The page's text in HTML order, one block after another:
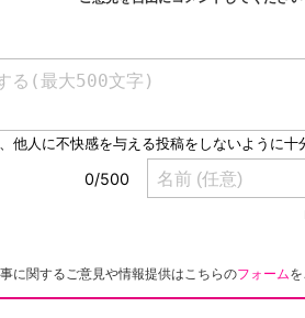
に関するご意見や情報提供はこちらのフォーム